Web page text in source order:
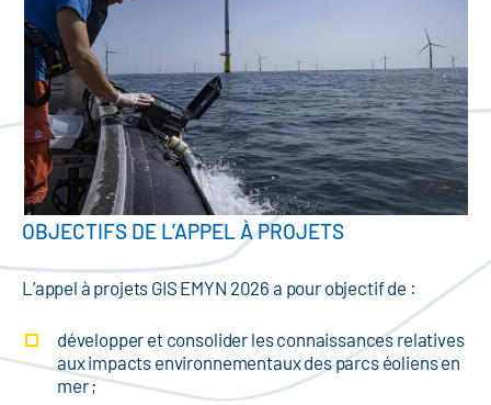
OBJECTIFS DE L’APPEL À PROJETS
L’appel à projets GIS EMYN 2026 a pour objectif de :
développer et consolider les connaissances relatives
aux impacts environnementaux des parcs éoliens en
mer ;